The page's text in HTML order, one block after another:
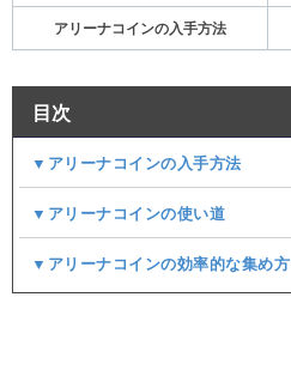
アリーナコインの入手方法
目次
▼アリーナコインの入手方法
▼アリーナコインの使い道
▼アリーナコインの効率的な集め方